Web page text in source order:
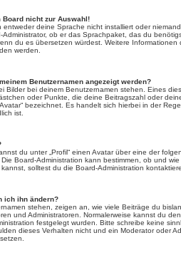
Board nicht zur Auswahl!
entweder deine Sprache nicht installiert oder
ob er das Sprachpaket, das du
du es übersetzen würdest. Weitere
werden.
Benutzernamen angezeigt werden?
Bilder bei deinem Benutzernamen stehen. Eines
oder Punkte, die deine Beitragszahl oder
bezeichnet. Es handelt sich hierbei in der
ist.
du unter „Profil“ einen Avatar über eine der
Board-Administration kann bestimmen, ob und
solltest du die Board-Administration
ich ihn ändern?
stehen, zeigen an, wie viele Beiträge du
und Administratoren. Normalerweise kannst du
festgelegt wurden. Bitte schreibe keine
dieses Verhalten nicht und ein Moderator oder